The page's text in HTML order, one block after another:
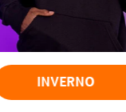
INVERNO